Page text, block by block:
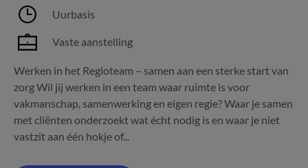
Uurbasis
Vaste aanstelling
Werken in het Regioteam – samen aan een sterke start van
zorg Wil jij werken in een team waar ruimte is voor
vakmanschap, samenwerking en eigen regie? Waar je samen
met cliënten onderzoekt wat écht nodig is en waar je niet
vastzit aan één hokje of...